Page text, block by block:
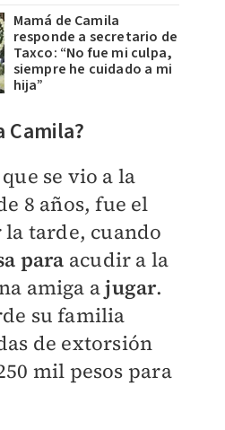
Mamá de Camila
responde a secretario de
Taxco: “No fue mi culpa,
siempre he cuidado a mi
hija”
Camila?
se vio a la
8 años, fue el
tarde, cuando
para acudir a la
amiga ajugar.
su familia
de extorsión
mil pesos para